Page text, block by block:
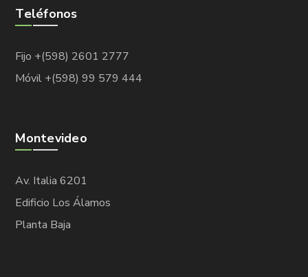
Teléfonos
Fijo +(598) 2601 2777
Móvil +(598) 99 579 444
Montevideo
Av. Italia 6201
Edificio Los Álamos
Planta Baja